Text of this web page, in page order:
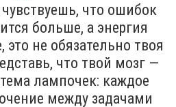
что ошибок
больше, а энергия
это не обязательно твоя
что твой мозг —
лампочек: каждое
между задачами